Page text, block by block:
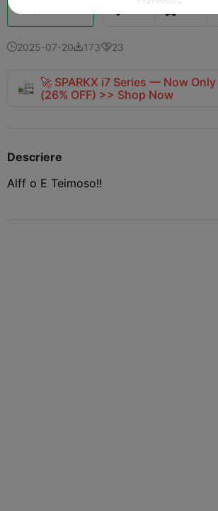
2025-07-2017323
🚀 SPARKX i7 Series — Now
(26% OFF) >> Shop Now
Descriere
Alff o E Teimoso!!